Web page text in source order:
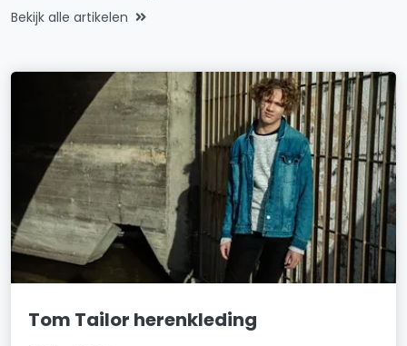
Bekijk alle artikelen
Tom Tailor herenkleding